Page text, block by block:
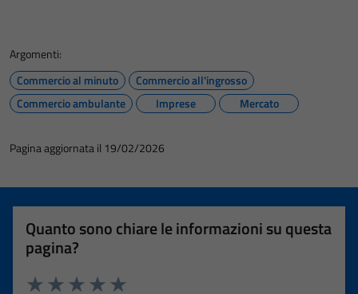
Argomenti:
Commercio al minuto
Commercio all'ingrosso
Commercio ambulante
Imprese Mercato
Pagina aggiornata il 19/02/2026
Quanto sono chiare le informazioni su questa
pagina?